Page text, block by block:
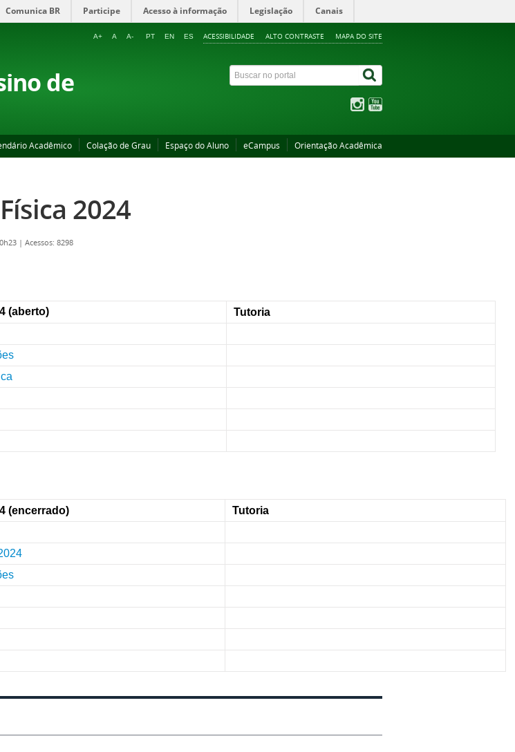
Comunica BR Participe Acesso à informação Legislação Canais
ACESSIBILIDADE ALTO CONTRASTE MAPA DO SITE
A+ A A- PT EN ES
de
Acadêmico Colação de Grau Espaço do Aluno eCampus Orientação Acadêmica
2024
| Acessos: 8298
(aberto)
Tutoria
(encerrado)
Tutoria